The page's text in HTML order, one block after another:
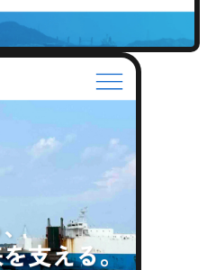
sdk.js#xfbml=1&version=v2.7";